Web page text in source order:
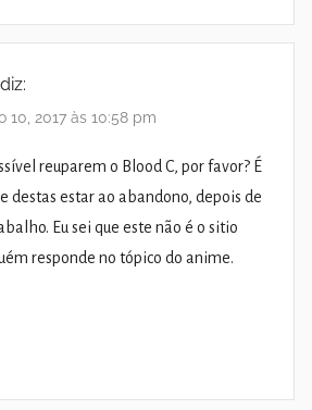
diz:
10, 2017 às 10:58 pm
reuparem o Blood C, por favor? É
destas estar ao abandono, depois de
Eu sei que este não é o sitio
responde no tópico do anime.